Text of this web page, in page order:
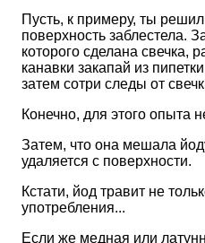
Пусть, к примеру, ты
поверхность заблестела.
которого сделана свечка,
канавки закапай из
затем сотри следы от
Конечно, для этого опыта
Затем, что она мешала
удаляется с поверхности.
Кстати, йод травит не
употребления...
Если же медная или